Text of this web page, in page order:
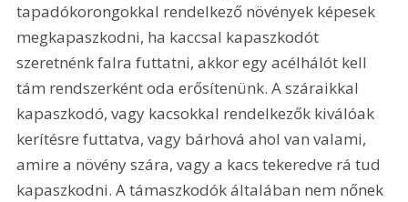
tapadókorongokkal rendelkező növények képesek
megkapaszkodni, ha kaccsal kapaszkodót
szeretnénk falra futtatni, akkor egy acélhálót kell
tám rendszerként oda erősítenünk. A száraikkal
kapaszkodó, vagy kacsokkal rendelkezők kiválóak
kerítésre futtatva, vagy bárhová ahol van valami,
amire a növény szára, vagy a kacs tekeredve rá tud
kapaszkodni. A támaszkodók általában nem nőnek